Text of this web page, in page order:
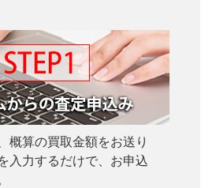
概算の買取金額をお送り
入力するだけで、お申込